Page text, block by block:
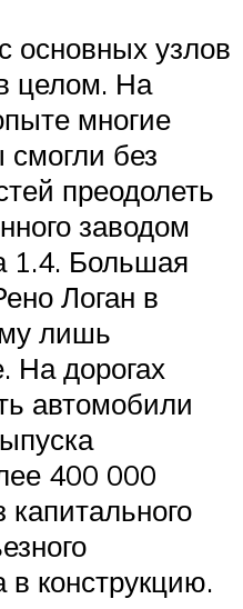
основных узлов
целом. На
многие
без
преодолеть
заводом
1.4. Большая
Логан в
лишь
На дорогах
автомобили
400 000
капитального
конструкцию.